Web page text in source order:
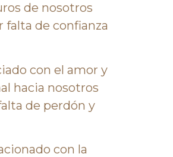
de nosotros
falta de confianza
con el amor y
hacia nosotros
de perdón y
con la